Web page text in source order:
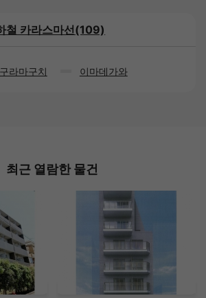
철 카라스마선(109)
구라마구치 이마데가와
최근 열람한 물건